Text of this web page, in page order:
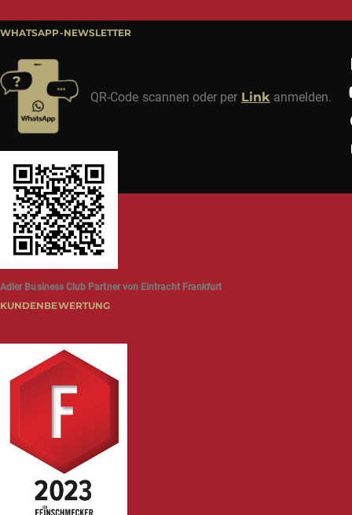
WHATSAPP-NEWSLETTER
QR-Code scannen oder per Link anmelden.
Adler Business Club Partner von Eintracht Frankfurt
KUNDENBEWERTUNG